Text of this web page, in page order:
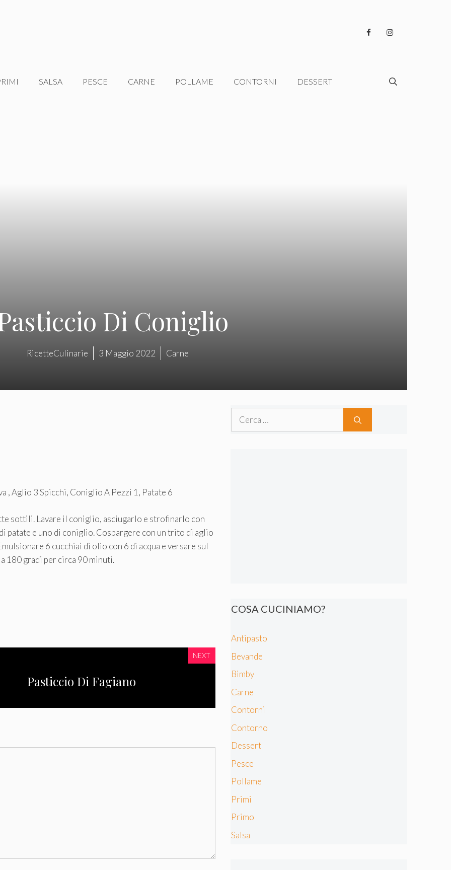
SALSA PESCE CARNE POLLAME CONTORNI DESSERT
Di Coniglio
RicetteCulinarie 3 Maggio 2022 Carne
, Aglio 3 Spicchi, Coniglio A Pezzi 1, Patate 6
sottili. Lavare il coniglio, asciugarlo e strofinarlo con
patate e uno di coniglio. Cospargere con un trito di aglio
6 cucchiai di olio con 6 di acqua e versare sul
180 gradi per circa 90 minuti.
NEXT
Pasticcio Di Fagiano
Ricerca
COSA CUCINIAMO?
Antipasto
Bevande
Bimby
Carne
Contorni
Contorno
Dessert
Pesce
Pollame
Primi
Primo
Salsa